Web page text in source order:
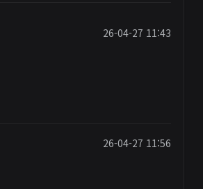
26-04-27 11:43
26-04-27 11:56